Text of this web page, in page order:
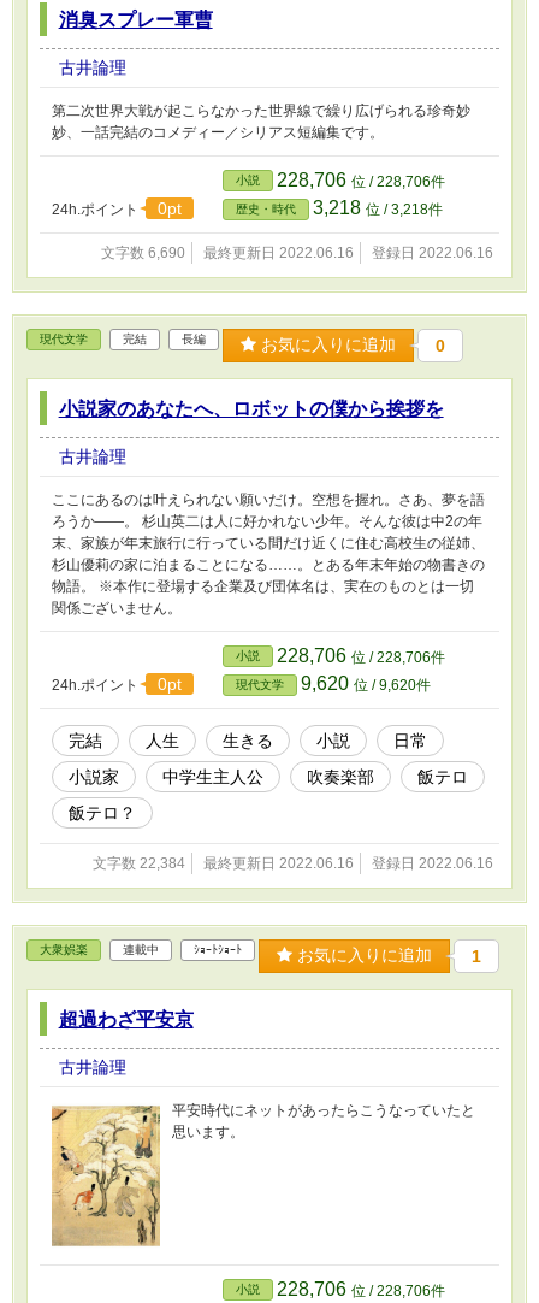
消臭スプレー軍曹
古井論理
第二次世界大戦が起こらなかった世界線で繰り広げられる珍奇妙
妙、一話完結のコメディー／シリアス短編集です。
24h.ポイント 0pt
小説 228,706 位 / 228,706件
歴史・時代 3,218 位 / 3,218件
文字数 6,690 最終更新日 2022.06.16 登録日 2022.06.16
現代文学 完結 長編 お気に入りに追加 0
小説家のあなたへ、ロボットの僕から挨拶を
古井論理
ここにあるのは叶えられない願いだけ。空想を握れ。さあ、夢を語
ろうか――。 杉山英二は人に好かれない少年。そんな彼は中2の年
末、家族が年末旅行に行っている間だけ近くに住む高校生の従姉、
杉山優莉の家に泊まることになる……。とある年末年始の物書きの
物語。 ※本作に登場する企業及び団体名は、実在のものとは一切
関係ございません。
24h.ポイント 0pt
小説 228,706 位 / 228,706件
現代文学 9,620 位 / 9,620件
完結 人生 生きる 小説
日常
小説家
中学生主人公 吹奏楽部
飯テロ
飯テロ？
文字数 22,384 最終更新日 2022.06.16 登録日 2022.06.16
大衆娯楽 連載中 ｼｮｰﾄｼｮｰﾄ お気に入りに追加 1
超過わざ平安京
古井論理
平安時代にネットがあったらこうなっていたと
思います。
小説 228,706 位 / 228,706件